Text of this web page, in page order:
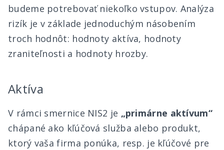
budeme potrebovať niekoľko vstupov. Analýza
rizík je v základe jednoduchým násobením
troch hodnôt: hodnoty aktíva, hodnoty
zraniteľnosti a hodnoty hrozby.
Aktíva
V rámci smernice NIS2 je „primárne aktívum“
chápané ako kľúčová služba alebo produkt,
ktorý vaša firma ponúka, resp. je kľúčové pre